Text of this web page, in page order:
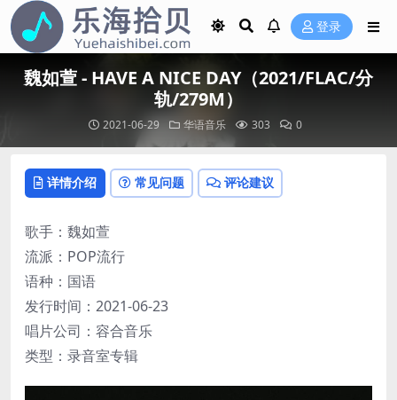
登录
魏如萱 - HAVE A NICE DAY（2021/FLAC/分
轨/279M）
2021-06-29 华语音乐 303 0
详情介绍 常见问题 评论建议
歌手：魏如萱
流派：POP流行
语种：国语
发行时间：2021-06-23
唱片公司：容合音乐
类型：录音室专辑